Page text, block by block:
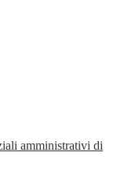
amministrativi di